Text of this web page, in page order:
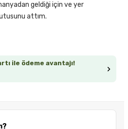
ile ödeme avantajı!
geldiği için ve yer
attım.